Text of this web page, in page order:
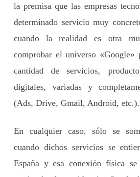
la premisa que las empresas
determinado servicio muy
cuando la realidad es otra
comprobar el universo «Google»
cantidad de servicios,
digitales, variadas y
(Ads, Drive, Gmail, Android, etc.).
En cualquier caso, sólo se
cuando dichos servicios se
España y esa conexión física